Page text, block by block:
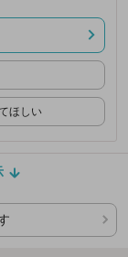
ほしい